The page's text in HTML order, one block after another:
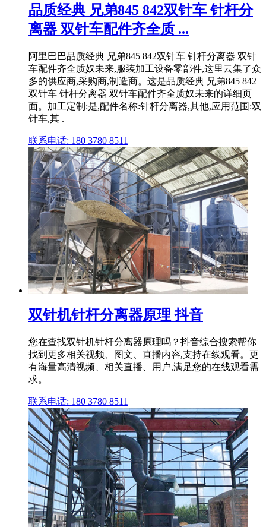
品质经典 兄弟845 842双针车 针杆分
离器 双针车配件齐全质 ...
阿里巴巴品质经典 兄弟845 842双针车 针杆分离器 双针
车配件齐全质奴未来,服装加工设备零部件,这里云集了众
多的供应商,采购商,制造商。这是品质经典 兄弟845 842
双针车 针杆分离器 双针车配件齐全质奴未来的详细页
面。加工定制:是,配件名称:针杆分离器,其他,应用范围:双
针车,其 .
联系电话: 180 3780 8511
双针机针杆分离器原理 抖音
您在查找双针机针杆分离器原理吗？抖音综合搜索帮你
找到更多相关视频、图文、直播内容,支持在线观看。更
有海量高清视频、相关直播、用户,满足您的在线观看需
求。
联系电话: 180 3780 8511